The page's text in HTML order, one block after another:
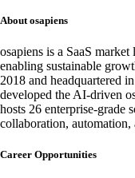
About osapiens
osapiens is a SaaS
enabling sustainable
2018 and headquartered
developed the AI-driven
hosts 26 enterprise-grade
collaboration, automation,
Career Opportunities